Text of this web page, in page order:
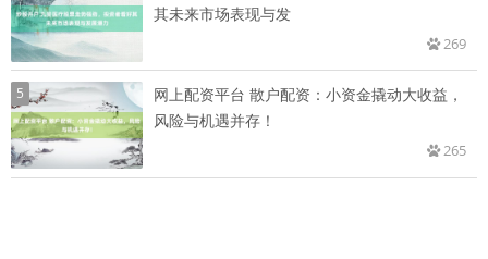
其未来市场表现与发
269
5
网上配资平台 散户配资：小资金撬动大收益，
风险与机遇并存！
265